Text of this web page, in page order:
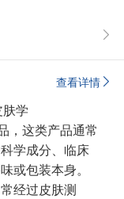
查看详情
学
，这类产品通常
学成分、临床
或包装本身。
经过皮肤测